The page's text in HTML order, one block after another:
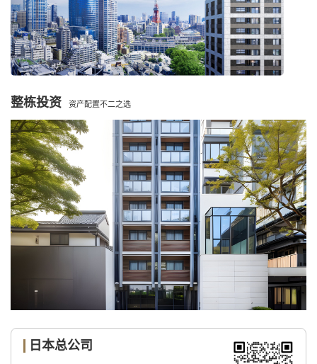
整栋投资 资产配置不二之选
日本总公司